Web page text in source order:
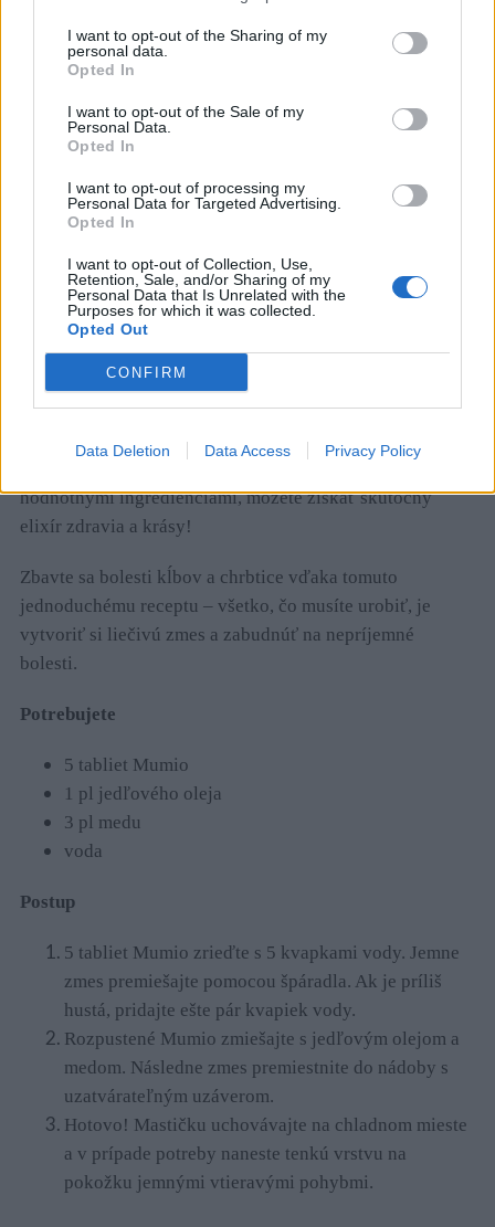
I want to opt-out of the Sharing of my
personal data.
Opted In
I want to opt-out of the Sale of my
Personal Data.
Opted In
I want to opt-out of processing my
Personal Data for Targeted Advertising.
Opted In
I want to opt-out of Collection, Use,
Retention, Sale, and/or Sharing of my
Personal Data that Is Unrelated with the
Purposes for which it was collected.
Opted Out
CONFIRM
Data Deletion Data Access Privacy Policy
problémami očí omnoho rýchlejšie a efektívnejšie.
Starostlivosť o pleť
abscesov, furunkulózy či akné. Esenciálny olej
dokonale zvláda opuchy, účinne bojuje s vráskami,
ochabnutosťou, má výrazný liftingový efekt a
omladzuje zvädnutú pokožku.Na kozmetické účely
odporúčame používať 2-3 kvapky oleja na
olej z jedle je efektívnym pomocníkom pri
nadmernom potení a liečbe dermatózy chodidiel.
Užitočným vlastnostiam oleja sa dokáže vyrovnať len
máločo. Ide o skvelý prírodný extrakt, ktorý je schopný
človeku dať zdravie a krásu bez toho, aby za to musel
obrovské peniaze či vynaložiť nadmerné úsilie. Ak si
hodnotnými ingredienciami, môžete získať skutočný
elixír zdravia a krásy!
Zbavte sa bolesti kĺbov a chrbtice vďaka tomuto
jednoduchému receptu – všetko, čo musíte urobiť, je
vytvoriť si liečivú zmes a zabudnúť na nepríjemné
bolesti.
Potrebujete
5 tabliet Mumio
1 pl jedľového oleja
3 pl medu
voda
Postup
5 tabliet Mumio zrieďte s 5 kvapkami vody. Jemne
zmes premiešajte pomocou špáradla. Ak je príliš
hustá, pridajte ešte pár kvapiek vody.
Rozpustené Mumio zmiešajte s jedľovým olejom a
medom. Následne zmes premiestnite do nádoby s
uzatvárateľným uzáverom.
Hotovo! Mastičku uchovávajte na chladnom mieste
a v prípade potreby naneste tenkú vrstvu na
pokožku jemnými vtieravými pohybmi.